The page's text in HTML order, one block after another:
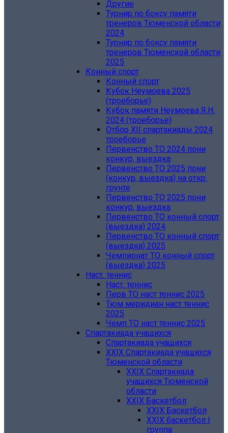
Другие
Турнир по боксу памяти
тренеров Тюменской области
2024
Турнир по боксу памяти
тренеров Тюменской области
2025
Конный спорт
Конный спорт
Кубок Неумоева 2025
(троеборье)
Кубок памяти Неумоева Я.Н.
2024 (троеборье)
Отбор XII спартакиады 2024
троеборье
Первенство ТО 2024 пони
конкур, выездка
Первенство ТО 2025 пони
(конкур, выездка) на откр.
грунте
Первенство ТО 2025 пони
конкур, выездка
Первенство ТО конный спорт
(выездка) 2024
Первенство ТО конный спорт
(выездка) 2025
Чемпионат ТО конный спорт
(выездка) 2025
Наст. теннис
Наст. теннис
Перв ТО наст теннис 2025
Тюм меридиан наст теннис
2025
Чемп ТО наст теннис 2025
Спартакиада учащихся
Спартакиада учащихся
XXIX Спартакиада учащихся
Тюменской области
XXIX Спартакиада
учащихся Тюменской
области
XXIX Баскетбол
XXIX Баскетбол
XXIX баскетбол I
группа